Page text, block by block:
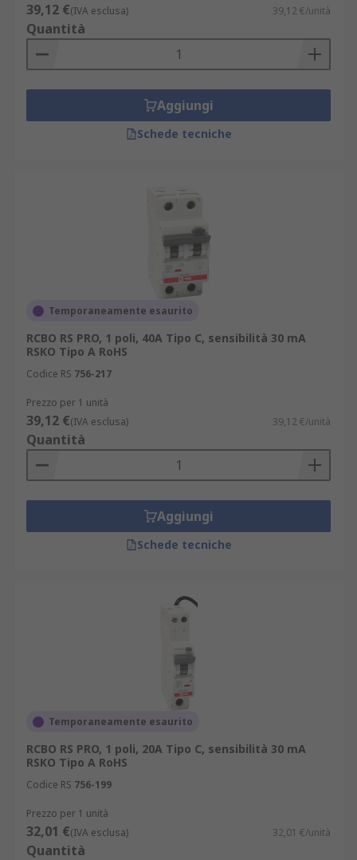
39,12 €(IVA esclusa) 39,12 €/unità
Quantità
Aggiungi
Schede tecniche
Temporaneamente esaurito
RCBO RS PRO, 1 poli, 40A Tipo C, sensibilità 30 mA
RSKO Tipo A RoHS
Codice RS 756-217
Prezzo per 1 unità
39,12 €(IVA esclusa) 39,12 €/unità
Quantità
Aggiungi
Schede tecniche
Temporaneamente esaurito
RCBO RS PRO, 1 poli, 20A Tipo C, sensibilità 30 mA
RSKO Tipo A RoHS
Codice RS 756-199
Prezzo per 1 unità
32,01 €(IVA esclusa) 32,01 €/unità
Quantità